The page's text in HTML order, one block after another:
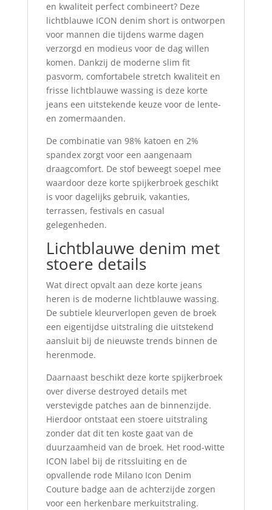
en kwaliteit perfect combineert? Deze
lichtblauwe ICON denim short is ontworpen
voor mannen die tijdens warme dagen
verzorgd en modieus voor de dag willen
komen. Dankzij de moderne slim fit
pasvorm, comfortabele stretch kwaliteit en
frisse lichtblauwe wassing is deze korte
jeans een uitstekende keuze voor de lente-
en zomermaanden.
De combinatie van 98% katoen en 2%
spandex zorgt voor een aangenaam
draagcomfort. De stof beweegt soepel mee
waardoor deze korte spijkerbroek geschikt
is voor dagelijks gebruik, vakanties,
terrassen, festivals en casual
gelegenheden.
Lichtblauwe denim met
stoere details
Wat direct opvalt aan deze korte jeans
heren is de moderne lichtblauwe wassing.
De subtiele kleurverlopen geven de broek
een eigentijdse uitstraling die uitstekend
aansluit bij de nieuwste trends binnen de
herenmode.
Daarnaast beschikt deze korte spijkerbroek
over diverse destroyed details met
verstevigde patches aan de binnenzijde.
Hierdoor ontstaat een stoere uitstraling
zonder dat dit ten koste gaat van de
duurzaamheid van de broek. Het rood-witte
ICON label bij de ritssluiting en de
opvallende rode Milano Icon Denim
Couture badge aan de achterzijde zorgen
voor een herkenbare merkuitstraling.